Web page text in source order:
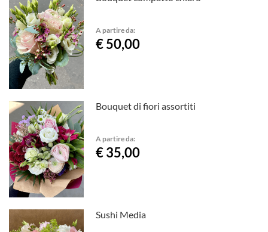
A partire da:
€ 50,00
Bouquet di fiori assortiti
A partire da:
€ 35,00
Sushi Media